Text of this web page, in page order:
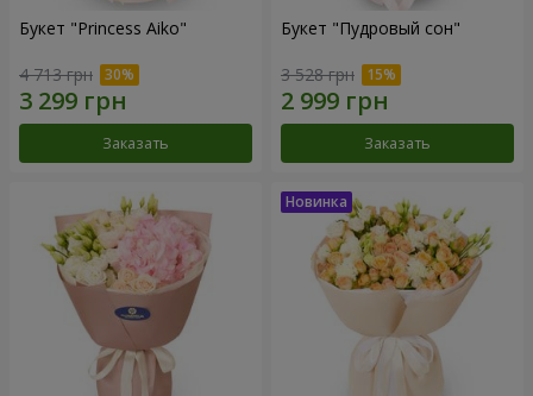
Букет "Princess Aiko"
4 713 грн
Заказать
Букет "Пудровый сон"
3 528 грн
Заказать